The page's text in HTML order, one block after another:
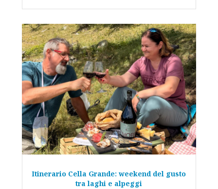
Itinerario Cella Grande: weekend del gusto
tra laghi e alpeggi